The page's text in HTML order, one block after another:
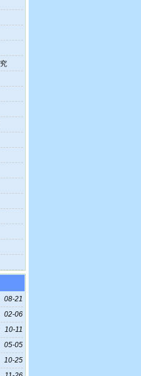
08-21
02-06
10-11
05-05
10-25